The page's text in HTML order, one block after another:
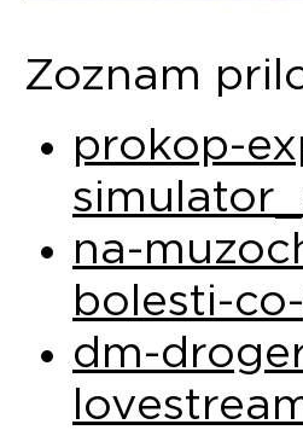
Zoznam
prokop-
na-
bolesti-
dm-